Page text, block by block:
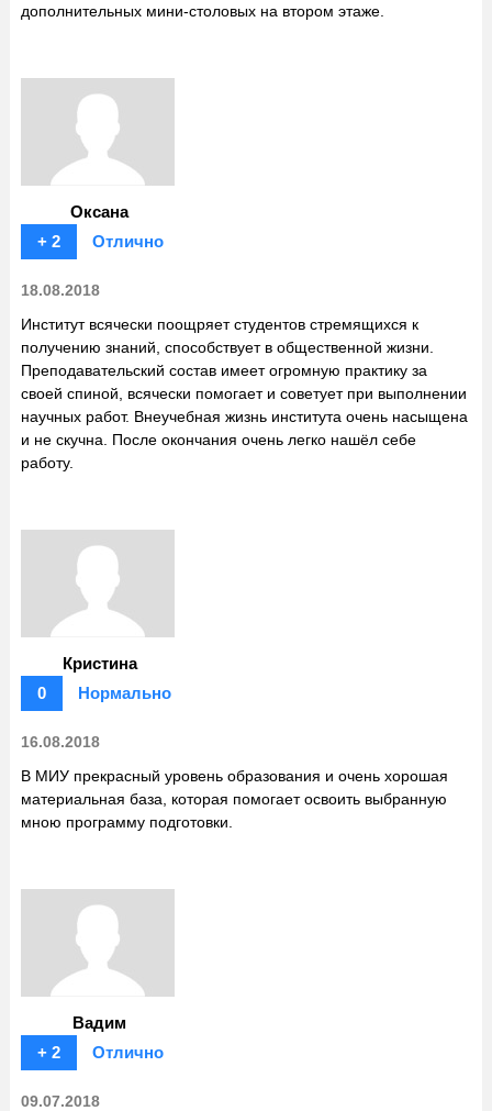
дополнительных мини-столовых на втором этаже.
Оксана
+ 2
Отлично
18.08.2018
Институт всячески поощряет студентов стремящихся к
получению знаний, способствует в общественной жизни.
Преподавательский состав имеет огромную практику за
своей спиной, всячески помогает и советует при выполнении
научных работ. Внеучебная жизнь института очень насыщена
и не скучна. После окончания очень легко нашёл себе
работу.
Кристина
0
Нормально
16.08.2018
В МИУ прекрасный уровень образования и очень хорошая
материальная база, которая помогает освоить выбранную
мною программу подготовки.
Вадим
+ 2
Отлично
09.07.2018